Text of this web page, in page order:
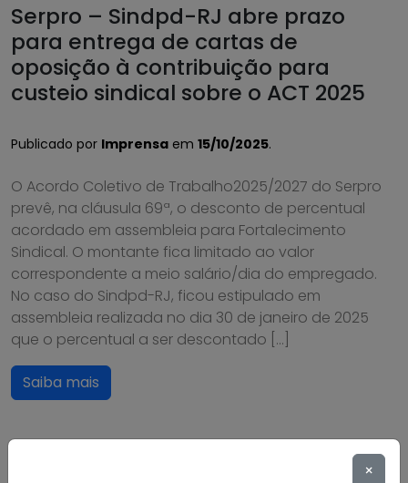
Serpro – Sindpd-RJ abre prazo
para entrega de cartas de
oposição à contribuição para
custeio sindical sobre o ACT 2025
Publicado por Imprensa em 15/10/2025.
O Acordo Coletivo de Trabalho2025/2027 do Serpro
prevê, na cláusula 69ª, o desconto de percentual
acordado em assembleia para Fortalecimento
Sindical. O montante fica limitado ao valor
correspondente a meio salário/dia do empregado.
No caso do Sindpd-RJ, ficou estipulado em
assembleia realizada no dia 30 de janeiro de 2025
que o percentual a ser descontado […]
Saiba mais
×